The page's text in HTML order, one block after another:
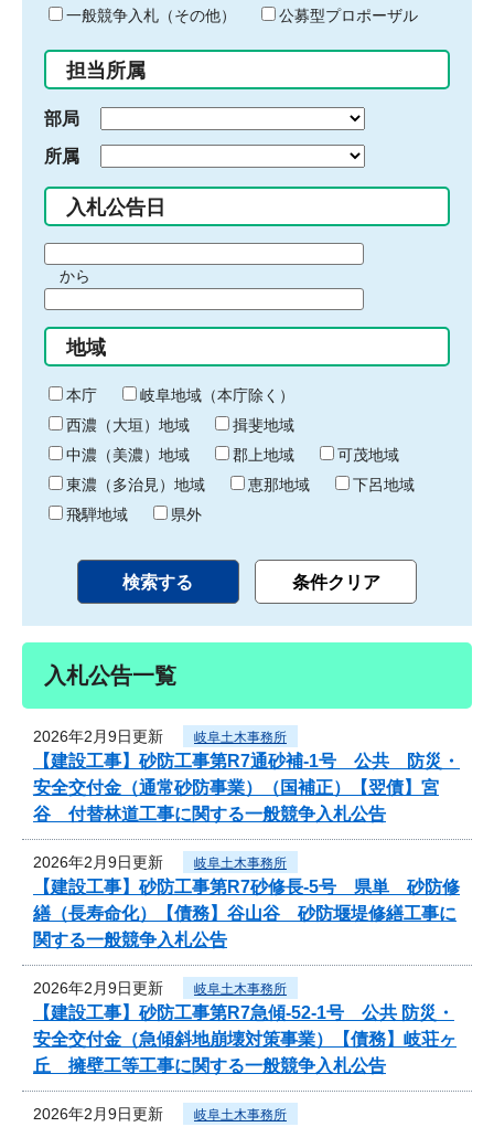
ド
入
力
一般競争入札（その他）
公募型プロポーザル
担当所属
部局
所属
入札公告日
間
始
り
から
間
終
わ
り
地域
本庁
岐阜地域（本庁除く）
西濃（大垣）地域
揖斐地域
中濃（美濃）地域
郡上地域
可茂地域
東濃（多治見）地域
恵那地域
下呂地域
飛騨地域
県外
入札公告一覧
2026年2月9日更新 岐阜土木事務所
【建設工事】砂防工事第R7通砂補-1号 公共 防災・
安全交付金（通常砂防事業）（国補正）【翌債】宮
谷 付替林道工事に関する一般競争入札公告
2026年2月9日更新 岐阜土木事務所
【建設工事】砂防工事第R7砂修長-5号 県単 砂防修
繕（長寿命化）【債務】谷山谷 砂防堰堤修繕工事に
関する一般競争入札公告
2026年2月9日更新 岐阜土木事務所
【建設工事】砂防工事第R7急傾-52-1号 公共 防災・
安全交付金（急傾斜地崩壊対策事業）【債務】岐荘ヶ
丘 擁壁工等工事に関する一般競争入札公告
2026年2月9日更新 岐阜土木事務所